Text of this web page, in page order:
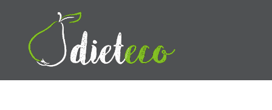
Dietetyk Bydgoszcz